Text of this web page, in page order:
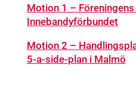
Motion 1 –
Innebandyförbundet
Motion 2 –
5-a-side-plan i Malmö